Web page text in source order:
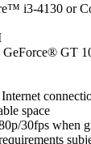
i3-4130 or
GT
space
30fps when